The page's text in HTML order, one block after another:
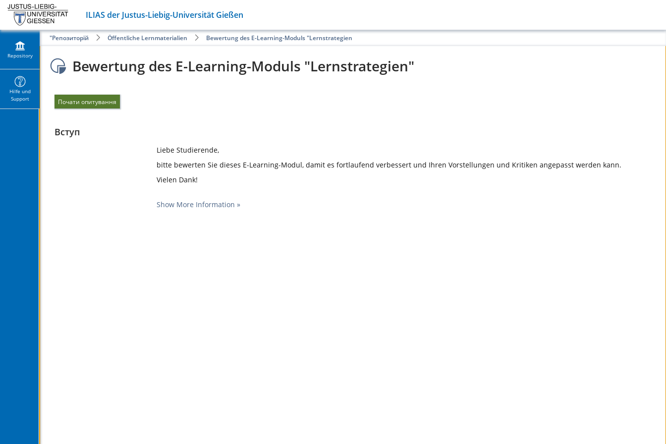
ILIAS der Justus-Liebig-Universität Gießen
Repository
Hilfe und
Support
Репозиторій Öffentliche Lernmaterialien Bewertung des E-Learning-Moduls "Lernstrategien"
Bewertung des E-Learning-Moduls "Lernstrategien"
Почати опитування
Вступ
Liebe Studierende,
bitte bewerten Sie dieses E-Learning-Modul, damit es fortlaufend verbessert und Ihren Vorstellungen und Kritiken angepasst werden kann.
Vielen Dank!
Show More Information »